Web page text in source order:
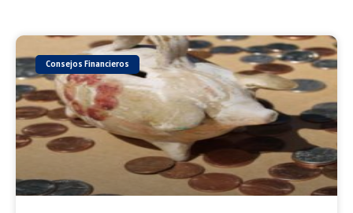
Consejos Financieros